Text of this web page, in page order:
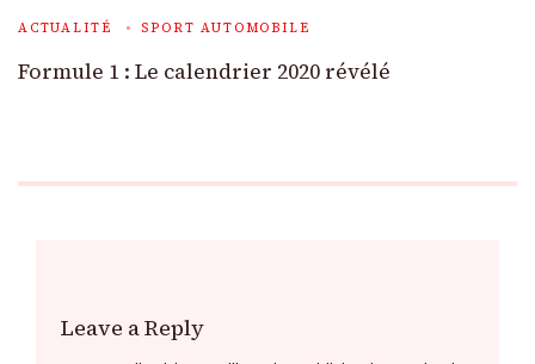
ACTUALITÉ SPORT AUTOMOBILE
Formule 1 : Le calendrier 2020 révélé
Leave a Reply